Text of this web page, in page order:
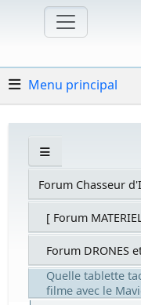
Menu principal
Forum Chasseur
[ Forum
Forum DRONES
Quelle tablette
filme avec le